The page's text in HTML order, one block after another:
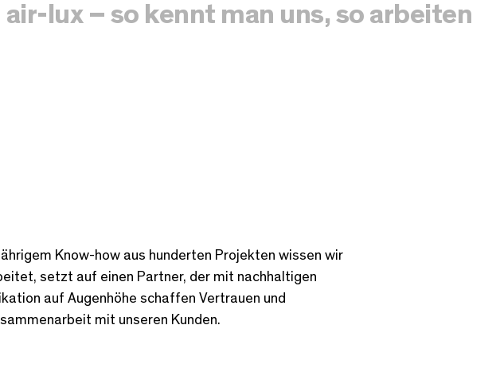
lux – so kennt man uns, so arbeiten
Know-how aus hunderten Projekten wissen wir
setzt auf einen Partner, der mit nachhaltigen
auf Augenhöhe schaffen Vertrauen und
mit unseren Kunden.